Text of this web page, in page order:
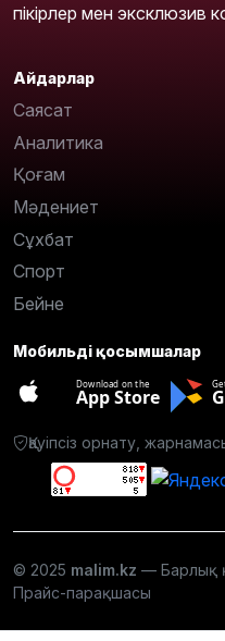
пікірлер мен эксклюзив
Айдарлар
Саясат
Аналитика
Қоғам
Мәдениет
Сұхбат
Спорт
Бейне
Мобильді қосымшалар
Download on the
App Store
Қауіпсіз орнату,
© 2025 malim.kz — Барлық
Прайс-парақшасы